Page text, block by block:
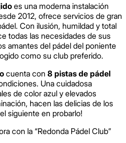
es una moderna instalación
2012, ofrece servicios de gran
Con ilusión, humildad y total
todas las necesidades de sus
amantes del pádel del poniente
como su club preferido.
cuenta con 8 pistas de pádel
Una cuidadosa
de color azul y elevados
hacen las delicias de los
siguiente en probarlo!
con la “Redonda Pádel Club”